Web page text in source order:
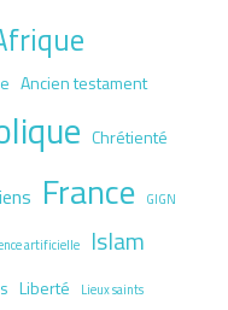
Ancien testament
Chrétienté
France GIGN
artificielle Islam
Liberté Lieux saints